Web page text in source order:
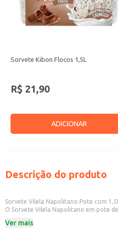
Sorvete Kibon Flocos 1,5L
R$ 21,90
ADICIONAR
Descrição do produto
Sorvete Vilela Napolitano Pote com 1,5L
O Sorvete Vilela Napolitano em pote de 1,5L é uma opção prática e saborosa para
Dicas de uso:
Ver mais